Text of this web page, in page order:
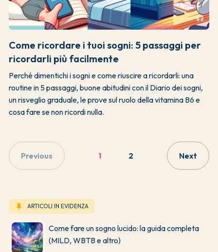
headphones
Come ricordare i tuoi sogni: 5 passaggi per
ricordarli più facilmente
Perché dimentichi i sogni e come riuscire a ricordarli: una
routine in 5 passaggi, buone abitudini con il Diario dei sogni,
un risveglio graduale, le prove sul ruolo della vitamina B6 e
cosa fare se non ricordi nulla.
Previous 1 2 Next
keep ARTICOLI IN EVIDENZA
Come fare un sogno lucido: la guida completa
(MILD, WBTB e altro)